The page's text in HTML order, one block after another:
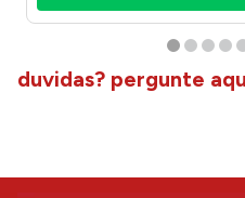
duvidas? pergunte